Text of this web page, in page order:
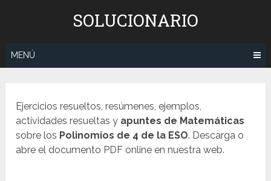
SOLUCIONARIO
MENÚ
Ejercicios resueltos, resúmenes, ejemplos,
actividades resueltas y apuntes de Matemáticas
sobre los Polinomios de 4 de la ESO. Descarga o
abre el documento PDF online en nuestra web.